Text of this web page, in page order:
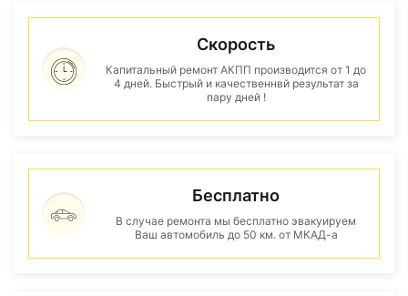
Скорость
Капитальный ремонт АКПП производится от 1 до
4 дней. Быстрый и качественнвй результат за
пару дней !
Бесплатно
В случае ремонта мы бесплатно эвакуируем
Ваш автомобиль до 50 км. от МКАД-а